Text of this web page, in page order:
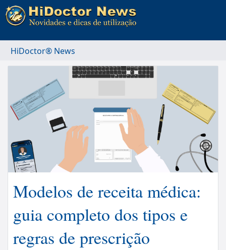
HiDoctor® News
Modelos de receita médica:
guia completo dos tipos e
regras de prescrição